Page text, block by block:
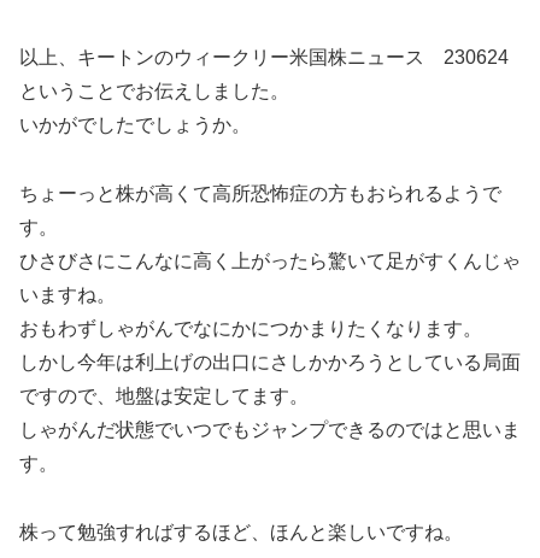
以上、キートンのウィークリー米国株ニュース 230624
ということでお伝えしました。
いかがでしたでしょうか。
ちょーっと株が高くて高所恐怖症の方もおられるようで
す。
ひさびさにこんなに高く上がったら驚いて足がすくんじゃ
いますね。
おもわずしゃがんでなにかにつかまりたくなります。
しかし今年は利上げの出口にさしかかろうとしている局面
ですので、地盤は安定してます。
しゃがんだ状態でいつでもジャンプできるのではと思いま
す。
株って勉強すればするほど、ほんと楽しいですね。